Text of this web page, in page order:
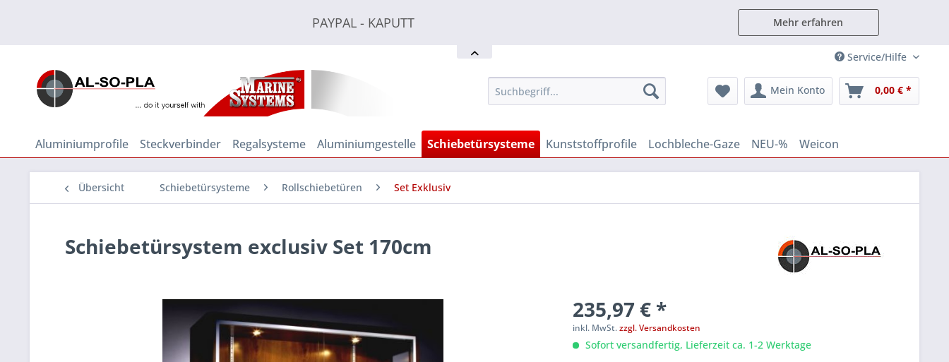
PAYPAL - KAPUTT
Mehr erfahren
Service/Hilfe
Mein Konto 0,00 € *
Aluminiumprofile Steckverbinder Regalsysteme Aluminiumgestelle Schiebetürsysteme Kunststoffprofile Lochbleche-Gaze NEU-% Weicon
Übersicht Schiebetürsysteme Rollschiebetüren Set Exklusiv
Schiebetürsystem exclusiv Set 170cm
235,97 € *
inkl. MwSt.zzgl. Versandkosten
Sofort versandfertig, Lieferzeit ca. 1-2 Werktage